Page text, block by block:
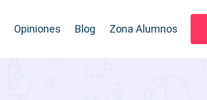
Opiniones Blog Zona Alumnos